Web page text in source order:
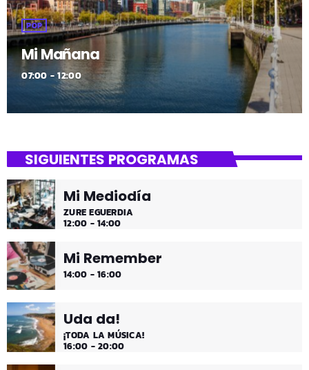
POP
Mi Mañana
07:00 - 12:00
SIGUIENTES PROGRAMAS
Mi Mediodía
ZURE EGUERDIA
12:00 - 14:00
Mi Remember
14:00 - 16:00
Uda da!
¡TODA LA MÚSICA!
16:00 - 20:00